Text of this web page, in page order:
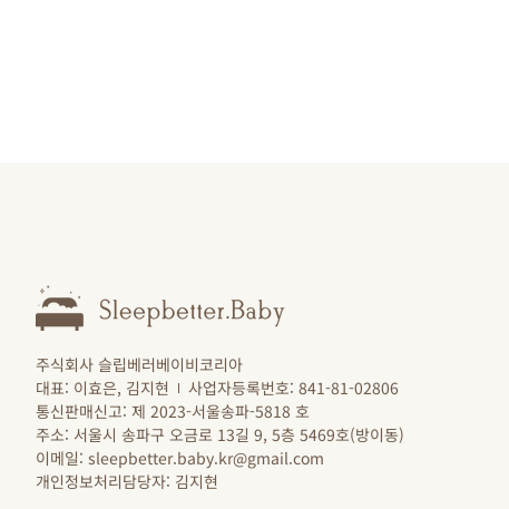
주식회사 슬립베러베이비코리아
대표: 이효은, 김지현
사업자등록번호: 841-81-02806
통신판매신고: 제 2023-서울송파-5818 호
주소: 서울시 송파구 오금로 13길 9, 5층 5469호(방이동)
이메일: sleepbetter.baby.kr@gmail.com
개인정보처리담당자: 김지현